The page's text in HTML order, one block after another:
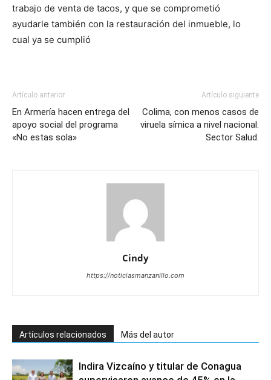
trabajo de venta de tacos, y que se comprometió
ayudarle también con la restauración del inmueble, lo
cual ya se cumplió
Artículo anterior
En Armería hacen entrega del
apoyo social del programa
«No estas sola»
Artículo siguiente
Colima, con menos casos de
viruela símica a nivel nacional:
Sector Salud.
Cindy
https://noticiasmanzanillo.com
Artículos relacionados Más del autor
Indira Vizcaíno y titular de Conagua